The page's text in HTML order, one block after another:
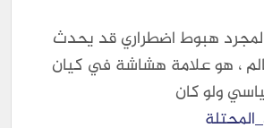
لمجرد هبوط اضطراري قد يحدث
، هو علامة هشاشة في كيان
ولو كان